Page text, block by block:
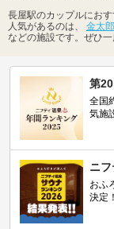
長屋駅のカップルにお
人気があるのは、 金太
などの施設です。ぜひ
第
全国
気施
ニ
おふ
決定！